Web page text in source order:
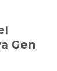
Gen